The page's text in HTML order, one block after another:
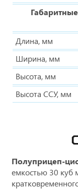
Длина, мм
Ширина, мм
Высота, мм
Высота ССУ, мм
Полуприцеп-
емкостью 30 куб